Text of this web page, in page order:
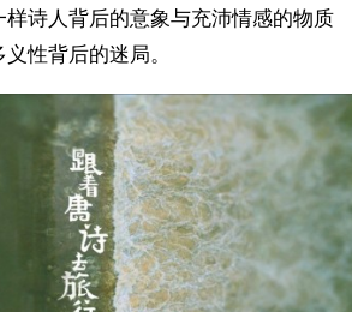
样诗人背后的意象与充沛情感的物质
性背后的迷局。